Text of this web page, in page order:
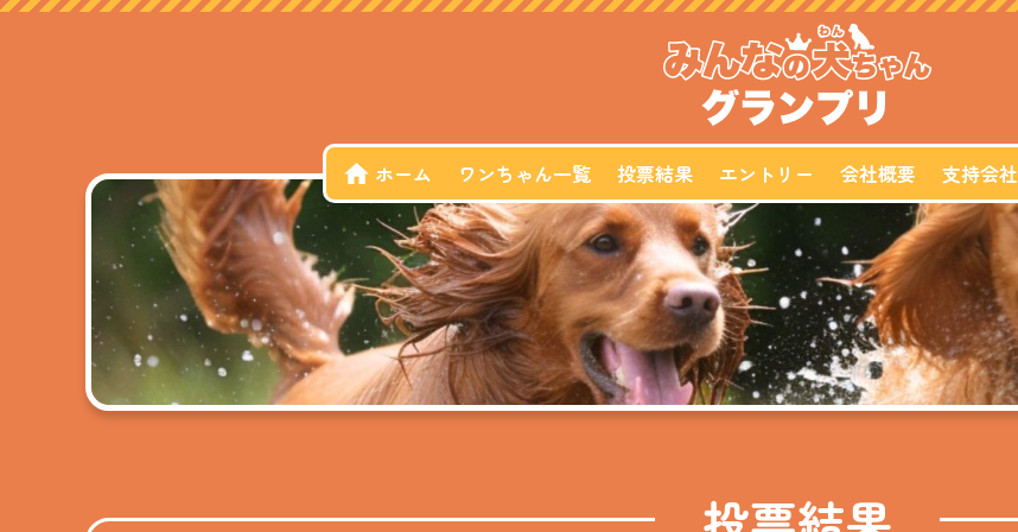
ホーム ワンちゃん一覧 投票結果 エントリー 会社概要 支持会社